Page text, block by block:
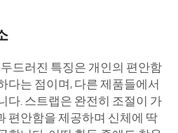
두드러진 특징은 개인의 편안함
다는 점이며, 다른 제품들에서
다. 스트랩은 완전히 조절이 가
편안함을 제공하며 신체에 딱